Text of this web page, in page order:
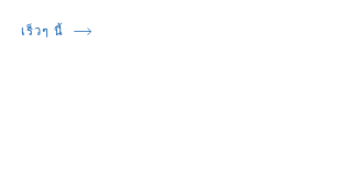
เร็วๆ นี้